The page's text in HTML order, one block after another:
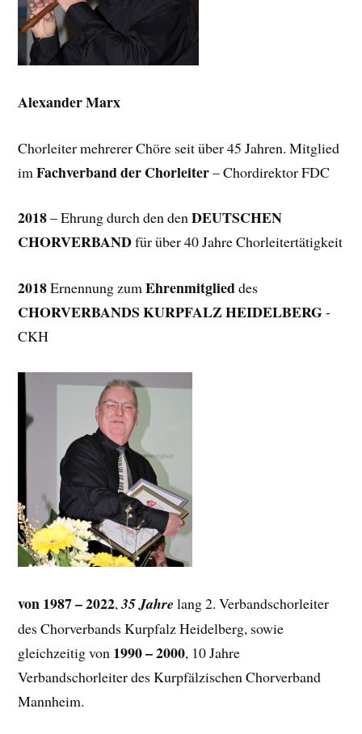
Alexander Marx
Chorleiter mehrerer Chöre seit über 45 Jahren. Mitglied
imFachverband der Chorleiter– Chordirektor FDC
2018– Ehrung durch den denDEUTSCHEN
CHORVERBANDfür über 40 Jahre Chorleitertätigkeit
2018Ernennung zumEhrenmitglieddes
CHORVERBANDS KURPFALZ HEIDELBERG-
CKH
von 1987 – 2022,35 Jahre lang 2. Verbandschorleiter
des Chorverbands Kurpfalz Heidelberg, sowie
gleichzeitig von 1990 – 2000, 10 Jahre
Verbandschorleiter des Kurpfälzischen Chorverband
Mannheim.